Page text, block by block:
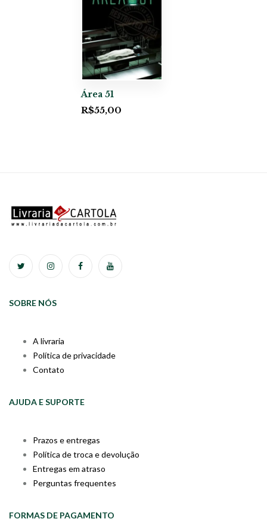
Área 51
R$55,00
SOBRE NÓS
A livraria
Política de privacidade
Contato
AJUDA E SUPORTE
Prazos e entregas
Política de troca e devolução
Entregas em atraso
Perguntas frequentes
FORMAS DE PAGAMENTO